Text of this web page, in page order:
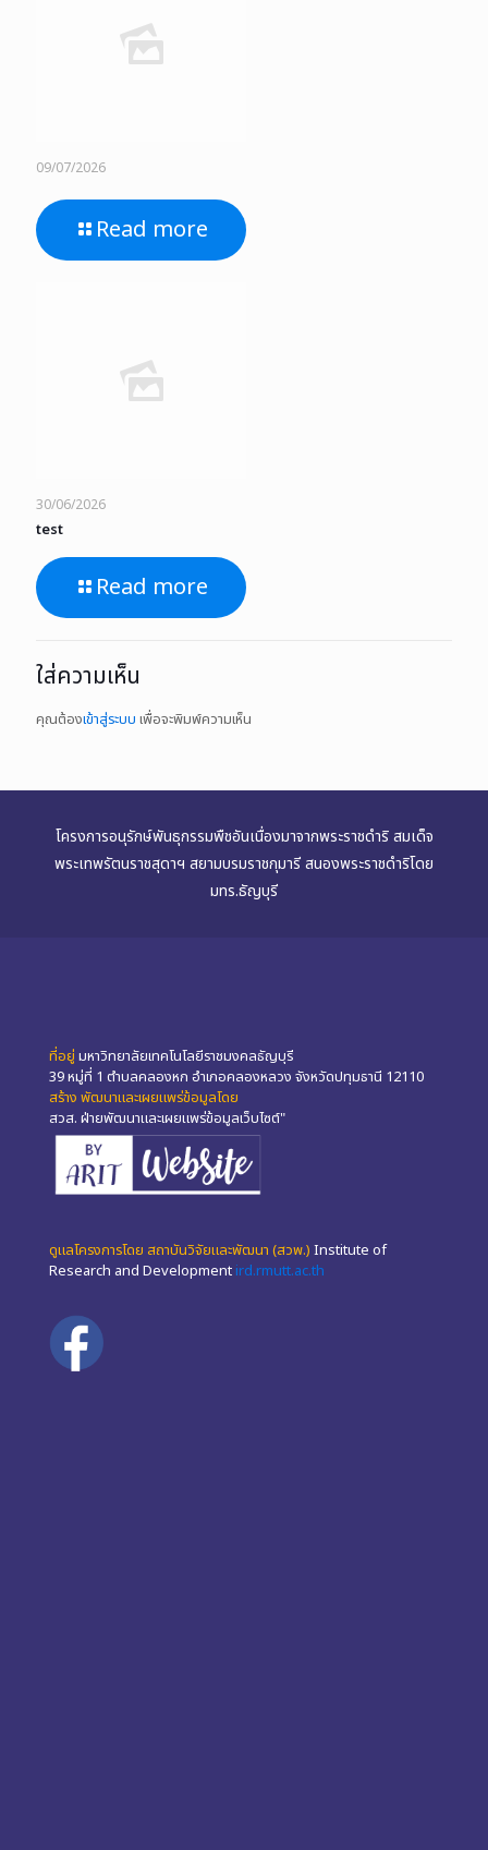
09/07/2026
Read more
30/06/2026
test
Read more
ใส่ความเห็น
คุณต้องเข้าสู่ระบบ เพื่อจะพิมพ์ความเห็น
โครงการอนุรักษ์พันธุกรรมพืชอันเนื่องมาจากพระราชดำริ สมเด็จ
พระเทพรัตนราชสุดาฯ สยามบรมราชกุมารี สนองพระราชดำริโดย
มทร.ธัญบุรี
ที่อยู่ มหาวิทยาลัยเทคโนโลยีราชมงคลธัญบุรี
39 หมู่ที่ 1 ตำบลคลองหก อำเภอคลองหลวง จังหวัดปทุมธานี 12110
สร้าง พัฒนาและเผยแพร่ข้อมูลโดย
สวส. ฝ่ายพัฒนาและเผยแพร่ข้อมูลเว็บไซต์"
ดูแลโครงการโดย สถาบันวิจัยและพัฒนา (สวพ.) Institute of
Research and Development ird.rmutt.ac.th